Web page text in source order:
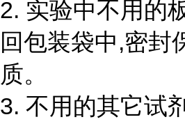
2. 实验中不用的
回包装袋中,密封
质。
3. 不用的其它试